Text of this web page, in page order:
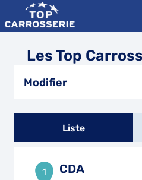
Les Top
Modifier
Liste
1 CDA